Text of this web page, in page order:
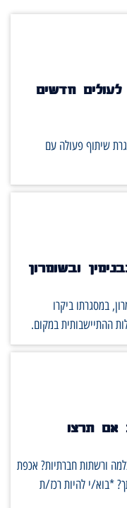
חדשים
שיתוף פעולה עם
ובשומרון
במסגרתו ביקרו
ההתיישבותית במקום.
אם תרצו
ורשתות חברתיות? אכפת
*בוא/י להיות רכז/ת